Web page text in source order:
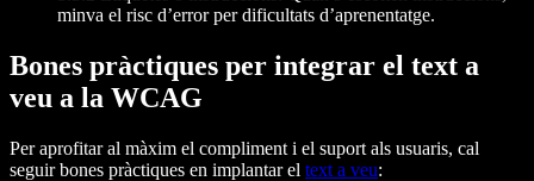
minva el risc d’error per dificultats d’aprenentatge.
Bones pràctiques per integrar el text a
veu a la WCAG
Per aprofitar al màxim el compliment i el suport als usuaris, cal
seguir bones pràctiques en implantar el text a veu: